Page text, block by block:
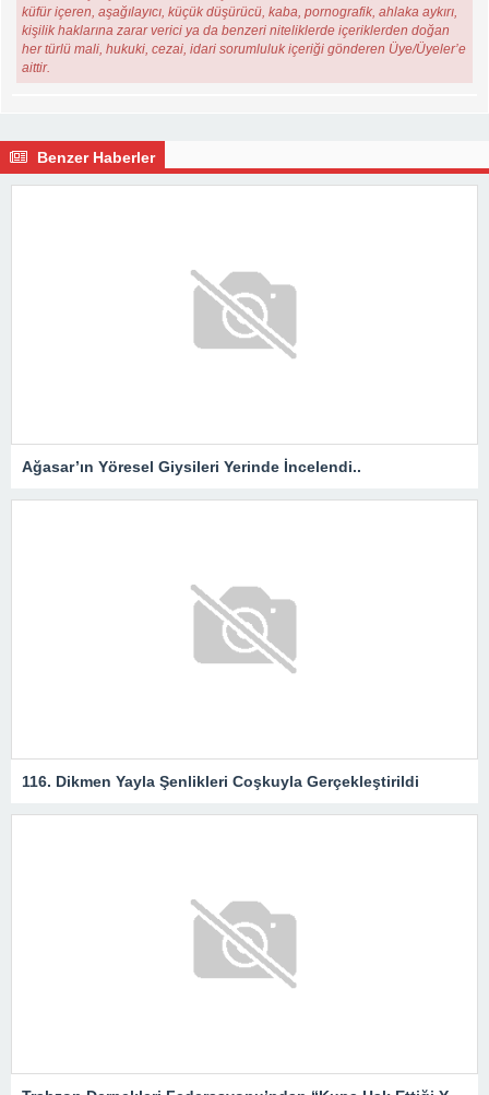
küfür içeren, aşağılayıcı, küçük düşürücü, kaba, pornografik, ahlaka aykırı,
kişilik haklarına zarar verici ya da benzeri niteliklerde içeriklerden doğan
her türlü mali, hukuki, cezai, idari sorumluluk içeriği gönderen Üye/Üyeler’e
aittir.
Benzer Haberler
Ağasar’ın Yöresel Giysileri Yerinde İncelendi..
116. Dikmen Yayla Şenlikleri Coşkuyla Gerçekleştirildi